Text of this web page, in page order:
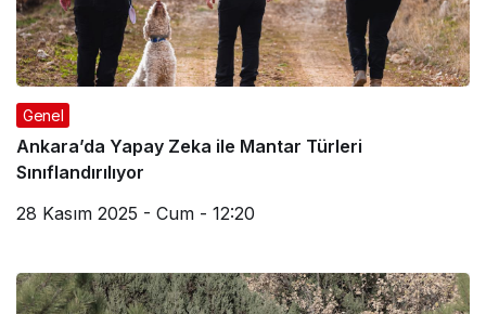
Genel
Ankara’da Yapay Zeka ile Mantar Türleri
Sınıflandırılıyor
28 Kasım 2025 - Cum - 12:20